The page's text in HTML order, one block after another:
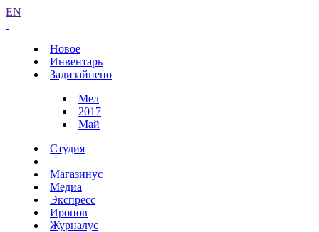
EN
Новое
Инвентарь
Задизайнено
Мел
2017
Май
Студия
Магазинус
Медиа
Экспресс
Иронов
Журналус